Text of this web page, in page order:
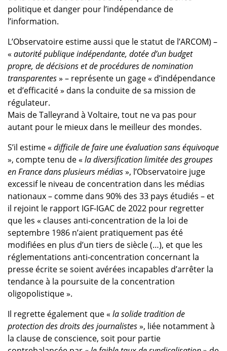
politique et danger pour l’indépendance de
l’information.
L’Observatoire estime aussi que le statut de l’ARCOM) –
« autorité publique indépendante, dotée d’un budget
propre, de décisions et de procédures de nomination
transparentes» – représente un gage « d’indépendance
et d’efficacité » dans la conduite de sa mission de
régulateur.
Mais de Talleyrand à Voltaire, tout ne va pas pour
autant pour le mieux dans le meilleur des mondes.
S’il estime « difficile de faire une évaluation sans équivoque
», compte tenu de « la diversification limitée des groupes
en France dans plusieurs médias», l’Observatoire juge
excessif le niveau de concentration dans les médias
nationaux – comme dans 90% des 33 pays étudiés – et
il rejoint le rapport IGF-IGAC de 2022 pour regretter
que les « clauses anti-concentration de la loi de
septembre 1986 n’aient pratiquement pas été
modifiées en plus d’un tiers de siècle (…), et que les
réglementations anti-concentration concernant la
presse écrite se soient avérées incapables d’arrêter la
tendance à la poursuite de la concentration
oligopolistique ».
Il regrette également que « la solide tradition de
protection des droits des journalistes», liée notamment à
la clause de conscience, soit pour partie